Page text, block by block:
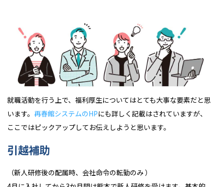
就職活動を行う上で、福利厚生についてはとても大事な要素だと思
います。 再春館システムのHPにも詳しく記載はされていますが、
ここではピックアップしてお伝えしようと思います。
引越補助
（新人研修後の配属時、会社命令の転勤のみ ）